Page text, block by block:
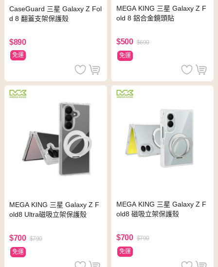
CaseGuard 三星 Galaxy Z Fol
d 8 翻蓋支架保護殼
$890
免運
MEGA KING 三星 Galaxy Z F
old 8 鋁合金鏡頭貼
$500 $690
免運
MEGA KING 三星 Galaxy Z F
old8 Ultra磁吸立架保護殼
$700 $790
免運
MEGA KING 三星 Galaxy Z F
old8 磁吸立架保護殼
$700 $790
免運